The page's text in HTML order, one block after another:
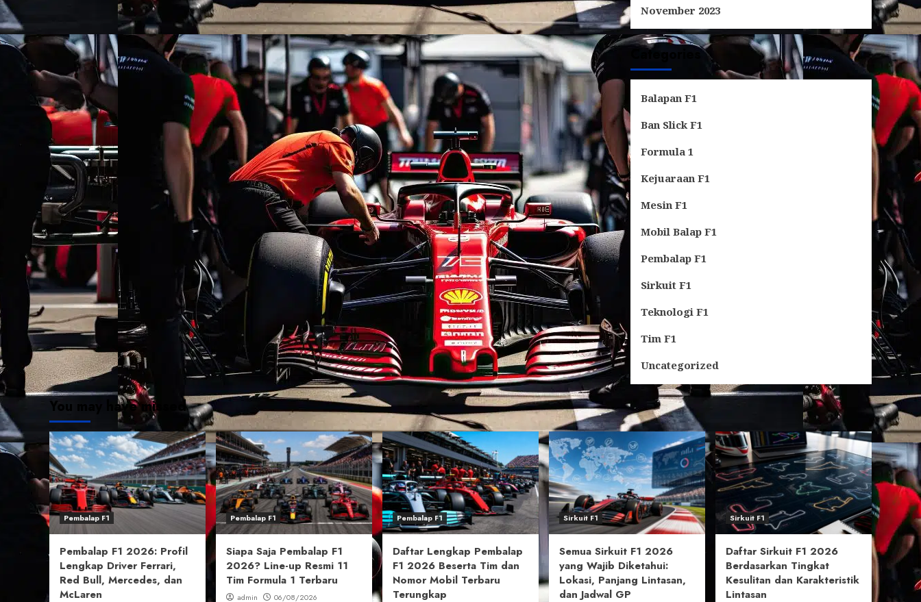
November 2023
Categories
Balapan F1
Ban Slick F1
Formula 1
Kejuaraan F1
Mesin F1
Mobil Balap F1
Pembalap F1
Sirkuit F1
Teknologi F1
Tim F1
Uncategorized
You may have missed
Pembalap F1
Pembalap F1 2026: Profil
Lengkap Driver Ferrari,
Red Bull, Mercedes, dan
McLaren
Pembalap F1
Siapa Saja Pembalap F1
2026? Line-up Resmi 11
Tim Formula 1 Terbaru
admin 06/08/2026
Pembalap F1
Daftar Lengkap Pembalap
F1 2026 Beserta Tim dan
Nomor Mobil Terbaru
Terungkap
Sirkuit F1
Semua Sirkuit F1 2026
yang Wajib Diketahui:
Lokasi, Panjang Lintasan,
dan Jadwal GP
Sirkuit F1
Daftar Sirkuit F1 2026
Berdasarkan Tingkat
Kesulitan dan Karakteristik
Lintasan